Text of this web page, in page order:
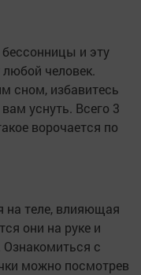
и эту
человек.
сном, избавитесь
уснуть. Всего 3
ворочается по
на теле, влияющая
они на руке и
Ознакомиться с
можно посмотрев